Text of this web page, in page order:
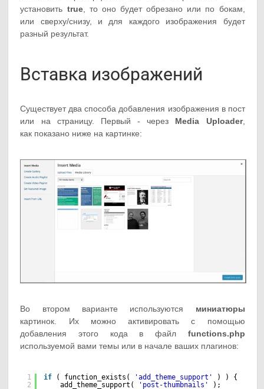
установить true, то оно будет обрезано или по бокам,
или сверху/снизу, и для каждого изображения будет
разный результат.
Вставка изображений
Существует два способа добавления изображения в пост
или на страницу. Первый - через Media Uploader,
как показано ниже на картинке:
Во втором варианте используются миниатюры
картинок. Их можно активировать с помощью
добавления этого кода в файл functions.php
используемой вами темы или в начале ваших плагинов:
1
2
if ( function_exists( 'add_theme_support'
) ) {
add_theme_support(
'post-thumbnails'
);